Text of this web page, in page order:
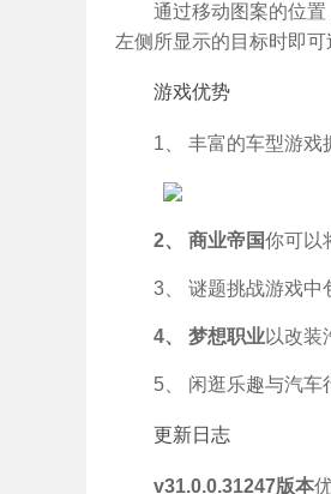
通过移动图案的位
左侧所显示的目标时即可
游戏优势
1、 丰富的车型游戏
2、 商业帝国你可以
3、 谜题挑战游戏中
4、 梦想职业以改装
5、 闲逛乐趣与汽车
更新日志
v31.0.0.31247版本